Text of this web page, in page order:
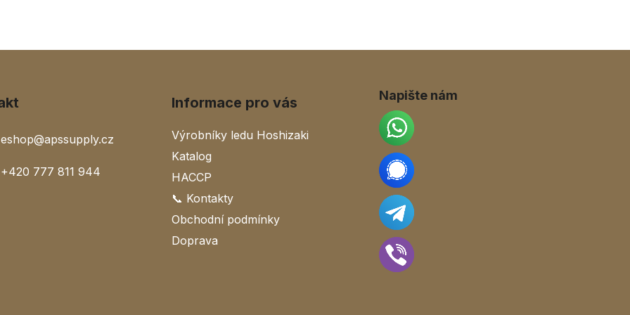
eshop@apssupply.cz
+420 777 811 944
Informace pro vás
Výrobníky ledu Hoshizaki
Katalog
HACCP
📞 Kontakty
Obchodní podmínky
Doprava
Napište nám